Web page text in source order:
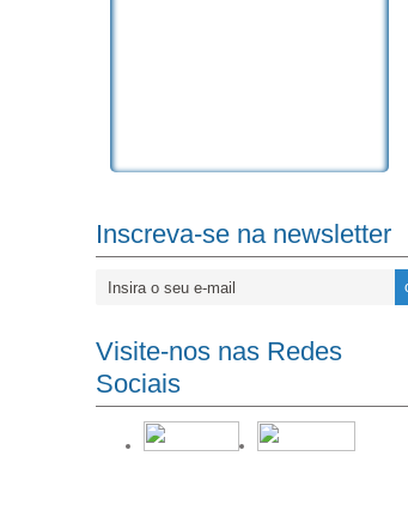
Inscreva-se na newsletter
Visite-nos nas Redes
Sociais